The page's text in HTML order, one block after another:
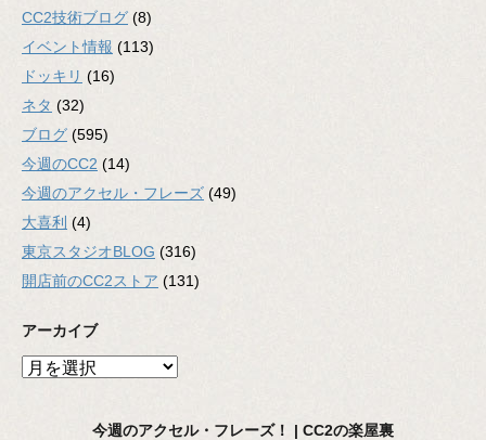
CC2技術ブログ (8)
イベント情報 (113)
ドッキリ (16)
ネタ (32)
ブログ (595)
今週のCC2 (14)
今週のアクセル・フレーズ (49)
大喜利 (4)
東京スタジオBLOG (316)
開店前のCC2ストア (131)
アーカイブ
ア
今週のアクセル・フレーズ！ | CC2の楽屋裏